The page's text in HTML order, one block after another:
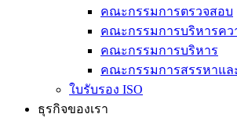
คณะกรรมการตรวจสอบ
คณะกรรมการบริหารคว
คณะกรรมการบริหาร
คณะกรรมการสรรหาแ
ใบรับรอง ISO
ธุรกิจของเรา